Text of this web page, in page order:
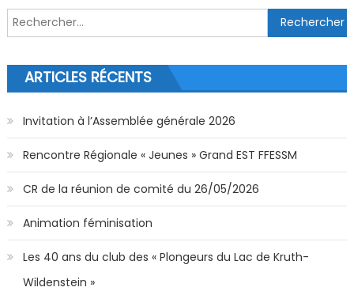
Rechercher :
ARTICLES RÉCENTS
Invitation à l’Assemblée générale 2026
Rencontre Régionale « Jeunes » Grand EST FFESSM
CR de la réunion de comité du 26/05/2026
Animation féminisation
Les 40 ans du club des « Plongeurs du Lac de Kruth-
Wildenstein »